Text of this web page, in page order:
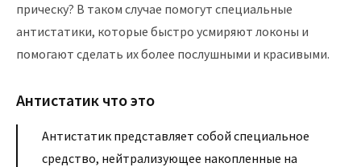
прическу? В таком случае помогут специальные
антистатики, которые быстро усмиряют локоны и
помогают сделать их более послушными и красивыми.
Антистатик что это
Антистатик представляет собой специальное
средство, нейтрализующее накопленные на